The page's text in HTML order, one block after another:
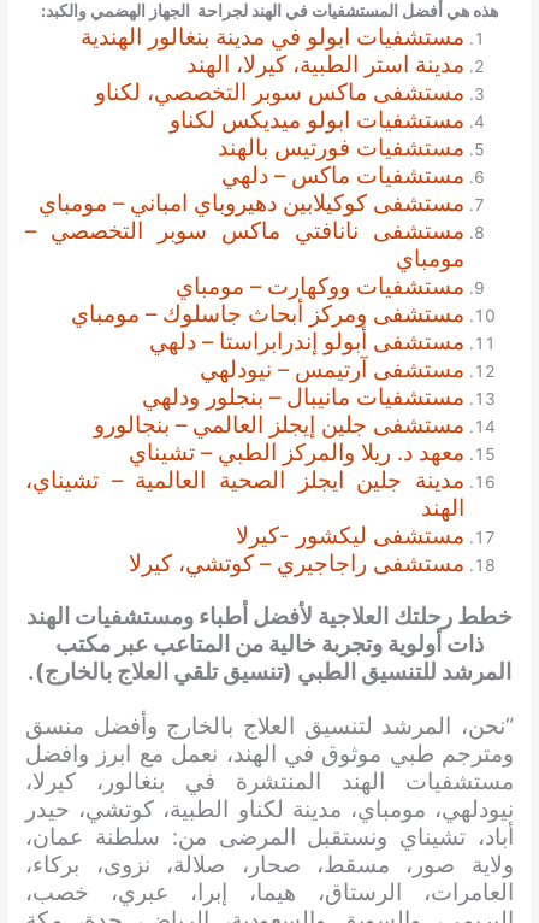
هذه هي أفضل المستشفيات في الهند لجراحة الجهاز الهضمي والكبد:
مستشفيات ابولو في مدينة بنغالور الهندية
مدينة استر الطبية، كيرلا، الهند
مستشفى ماكس سوبر التخصصي، لكناو
مستشفيات ابولو ميديكس لكناو
مستشفيات فورتيس بالهند
مستشفيات ماكس – دلهي
مستشفى كوكيلابين دهيروباي امباني – مومباي
مستشفى نانافتي ماكس سوبر التخصصي –
مومباي
مستشفيات ووكهارت – مومباي
مستشفى ومركز أبحاث جاسلوك – مومباي
مستشفى أبولو إندرابراستا – دلهي
مستشفى آرتيمس – نيودلهي
مستشفيات مانيبال – بنجلور ودلهي
مستشفى جلين إيجلز العالمي – بنجالورو
معهد د. ريلا والمركز الطبي – تشيناي
مدينة جلين ايجلز الصحية العالمية – تشيناي،
الهند
مستشفى ليكشور -كيرلا
مستشفى راجاجيري – كوتشي، كيرلا
خطط رحلتك العلاجية لأفضل أطباء ومستشفيات الهند
ذات أولوية وتجربة خالية من المتاعب عبر مكتب
المرشد للتنسيق الطبي (تنسيق تلقي العلاج بالخارج).
“نحن، المرشد لتنسيق العلاج بالخارج وأفضل منسق
ومترجم طبي موثوق في الهند، نعمل مع ابرز وافضل
مستشفيات الهند المنتشرة في بنغالور، كيرلا،
نيودلهي، مومباي، مدينة لكناو الطبية، كوتشي، حيدر
أباد، تشيناي ونستقبل المرضى من: سلطنة عمان،
ولاية صور، مسقط، صحار، صلالة، نزوى، بركاء،
العامرات، الرستاق، هيما، إبرا، عبري، خصب،